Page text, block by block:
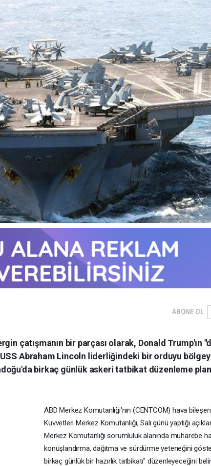
ABONE OL
çatışmanın bir parçası olarak, Donald Trump'ın
USS Abraham Lincoln liderliğindeki bir orduyu
birkaç günlük askeri tatbikat düzenleme
ABD Merkez Komutanlığı'nın (CENTCOM) hava
Kuvvetleri Merkez Komutanlığı, Salı günü yaptığı
Merkez Komutanlığı sorumluluk alanında muharebe
konuşlandırma, dağıtma ve sürdürme yeteneğini
birkaç günlük bir hazırlık tatbikatı" düzenleyeceğini